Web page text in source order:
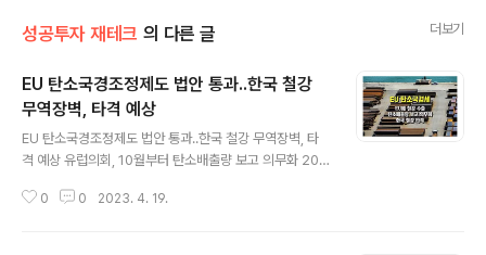
성공투자 재테크 의 다른 글 더보기
EU 탄소국경조정제도 법안 통과..한국 철강
무역장벽, 타격 예상
EU 탄소국경조정제도 법안 통과..한국 철강 무역장벽, 타
격 예상 유럽의회, 10월부터 탄소배출량 보고 의무화 202
으로 철강·알루미늄 등을 수출하는 국내 기업들의 ‘탄소배
0 0 2023. 4. 19.